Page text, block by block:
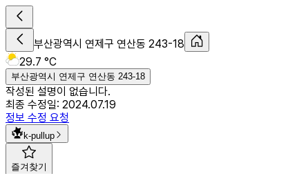
부산광역시 연제구 연산동 243-18
29.7 °C
부산광역시 연제구 연산동 243-18
작성된 설명이 없습니다.
최종 수정일: 2024.07.19
정보 수정 요청
k-pullup
즐겨찾기